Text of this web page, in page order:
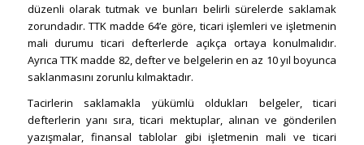
düzenli olarak tutmak ve bunları belirli sürelerde saklamak
zorundadır. TTK madde 64’e göre, ticari işlemleri ve işletmenin
mali durumu ticari defterlerde açıkça ortaya konulmalıdır.
Ayrıca TTK madde 82, defter ve belgelerin en az 10 yıl boyunca
saklanmasını zorunlu kılmaktadır.
Tacirlerin saklamakla yükümlü oldukları belgeler, ticari
defterlerin yanı sıra, ticari mektuplar, alınan ve gönderilen
yazışmalar, finansal tablolar gibi işletmenin mali ve ticari